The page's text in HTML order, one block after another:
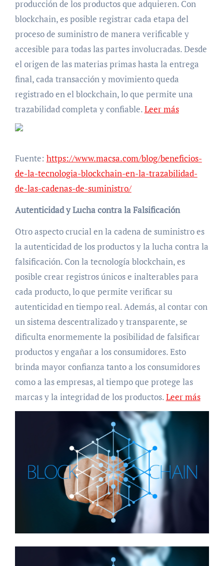
producción de los productos que adquieren. Con
blockchain, es posible registrar cada etapa del
proceso de suministro de manera verificable y
accesible para todas las partes involucradas. Desde
el origen de las materias primas hasta la entrega
final, cada transacción y movimiento queda
registrado en el blockchain, lo que permite una
trazabilidad completa y confiable.Leer más
Fuente: https://www.macsa.com/blog/beneficios-
de-la-tecnologia-blockchain-en-la-trazabilidad-
de-las-cadenas-de-suministro/
Autenticidad y Lucha contra la Falsificación
Otro aspecto crucial en la cadena de suministro es
la autenticidad de los productos y la lucha contra la
falsificación. Con la tecnología blockchain, es
posible crear registros únicos e inalterables para
cada producto, lo que permite verificar su
autenticidad en tiempo real. Además, al contar con
un sistema descentralizado y transparente, se
dificulta enormemente la posibilidad de falsificar
productos y engañar a los consumidores. Esto
brinda mayor confianza tanto a los consumidores
como a las empresas, al tiempo que protege las
marcas y la integridad de los productos.Leer más